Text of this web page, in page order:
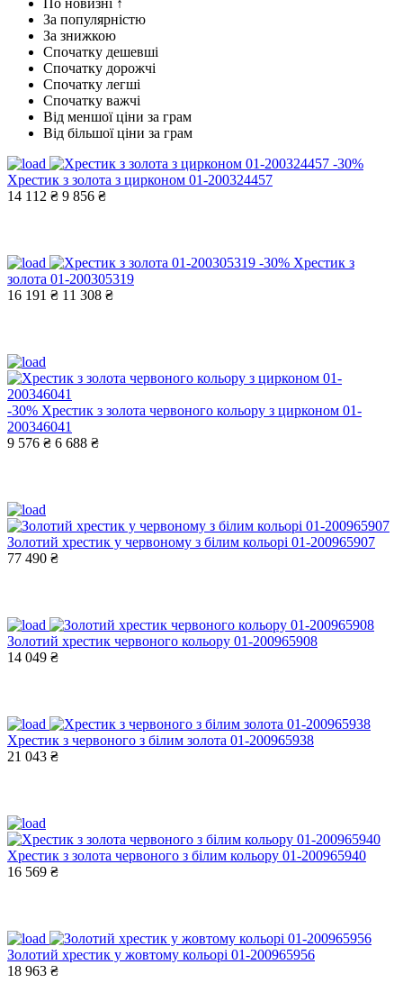
За популярністю
За знижкою
Спочатку дешевші
Спочатку дорожчі
Спочатку легші
Спочатку важчі
Від меншої ціни за грам
Від більшої ціни за грам
-30%
Хрестик з золота з цирконом 01-200324457
14 112 ₴ 9 856 ₴
-30% Хрестик з
золота 01-200305319
16 191 ₴ 11 308 ₴
-30% Хрестик з золота червоного кольору з цирконом 01-
200346041
9 576 ₴ 6 688 ₴
Золотий хрестик у червоному з білим кольорі 01-200965907
77 490 ₴
Золотий хрестик червоного кольору 01-200965908
14 049 ₴
Хрестик з червоного з білим золота 01-200965938
21 043 ₴
Хрестик з золота червоного з білим кольору 01-200965940
16 569 ₴
Золотий хрестик у жовтому кольорі 01-200965956
18 963 ₴